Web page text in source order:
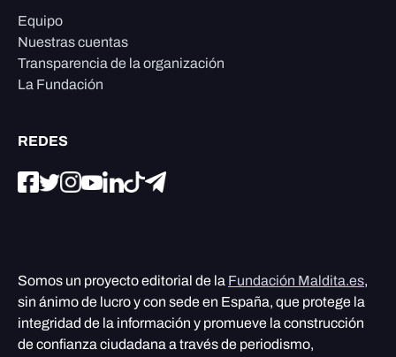
Equipo
Nuestras cuentas
Transparencia de la organización
La Fundación
REDES
Somos un proyecto editorial de la Fundación Maldita.es,
sin ánimo de lucro y con sede en España, que protege la
integridad de la información y promueve la construcción
de confianza ciudadana a través de periodismo,